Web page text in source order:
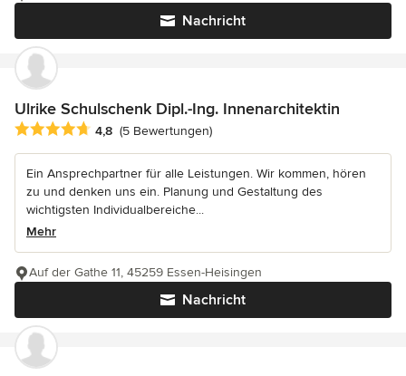
Nachricht
Ulrike Schulschenk Dipl.-Ing. Innenarchitektin
Durchschnittliche Bewertung: 4.8 von 5 Sternen
4,8 (5 Bewertungen)
Ein Ansprechpartner für alle Leistungen. Wir kommen, hören
zu und denken uns ein. Planung und Gestaltung des
wichtigsten Individualbereiche...
Mehr
Nachricht
Auf der Gathe 11, 45259 Essen-Heisingen